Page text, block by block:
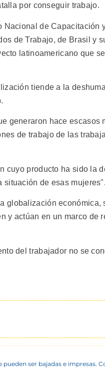
por conseguir trabajo.
de Capacitación
de Trabajo, de Brasil y
latinoamericano que
tiende a la
generaron hace escasos
de trabajo de las
cuyo producto ha sido la
situación de esas mujeres".
globalización
y actúan en un marco de
del trabajador no se
ser bajadas e impresas.